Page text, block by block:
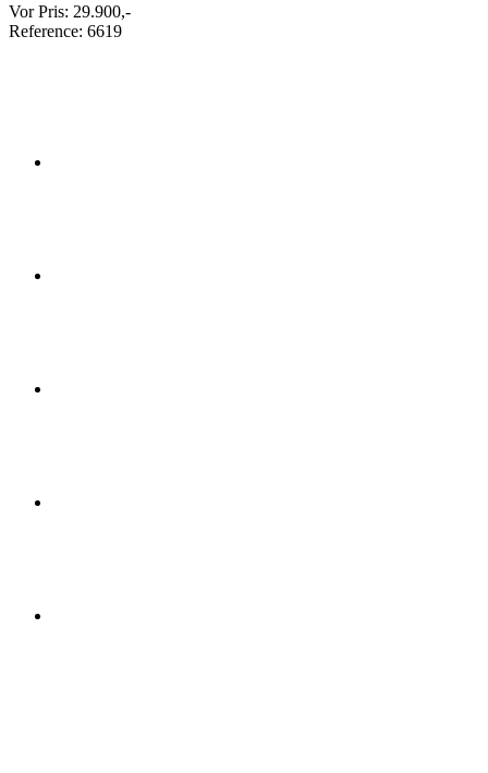
Vor Pris: 29.900,-
Reference: 6619